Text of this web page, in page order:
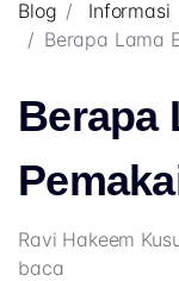
Blog
Informasi
Berapa Lama
Berapa
Ravi Hakeem
baca